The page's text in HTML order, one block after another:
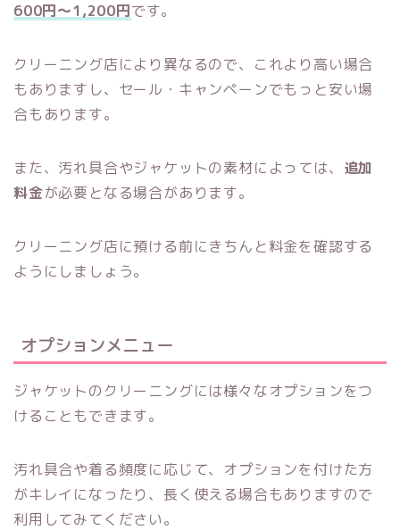
600円～1,200円です。
クリーニング店により異なるので、これより高い場合
もありますし、セール・キャンペーンでもっと安い場
合もあります。
また、汚れ具合やジャケットの素材によっては、 追加
料金が必要となる場合があります。
クリーニング店に預ける前にきちんと料金を確認する
ようにしましょう。
オプションメニュー
ジャケットのクリーニングには様々なオプションをつ
けることもできます。
汚れ具合や着る頻度に応じて、オプションを付けた方
がキレイになったり、長く使える場合もありますので
利用してみてください。